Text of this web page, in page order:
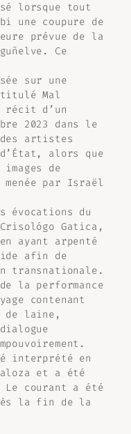
lorsque tout
une coupure de
prévue de la
. Ce
sur une
Mal
récit d’un
2023 dans le
des artistes
alors que
de
menée par Israël
évocations du
Gatica,
ayant arpenté
afin de
transnationale.
la performance
contenant
laine,
interprété en
et a été
Le courant a été
la fin de la